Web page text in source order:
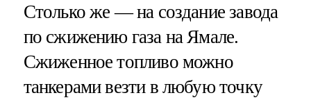
Столько же — на создание завода
по сжижению газа на Ямале.
Сжиженное топливо можно
танкерами везти в любую точку